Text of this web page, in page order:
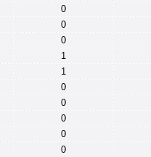
0
0
0
1
1
0
0
0
0
0